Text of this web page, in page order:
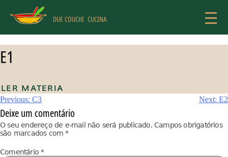
DUE COUCHI CUCINA
E1
LER MATERIA
Navegação
de
Post
Previous: C3 Next: E2
Deixe um comentário
O seu endereço de e-mail não será publicado. Campos obrigatórios
são marcados com*
Comentário*